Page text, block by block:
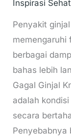
Inspirasi Sehat
Penyakit
memengaruhi
berbagai
bahas lebih
Gagal Ginjal
adalah
secara
Penyebabnya